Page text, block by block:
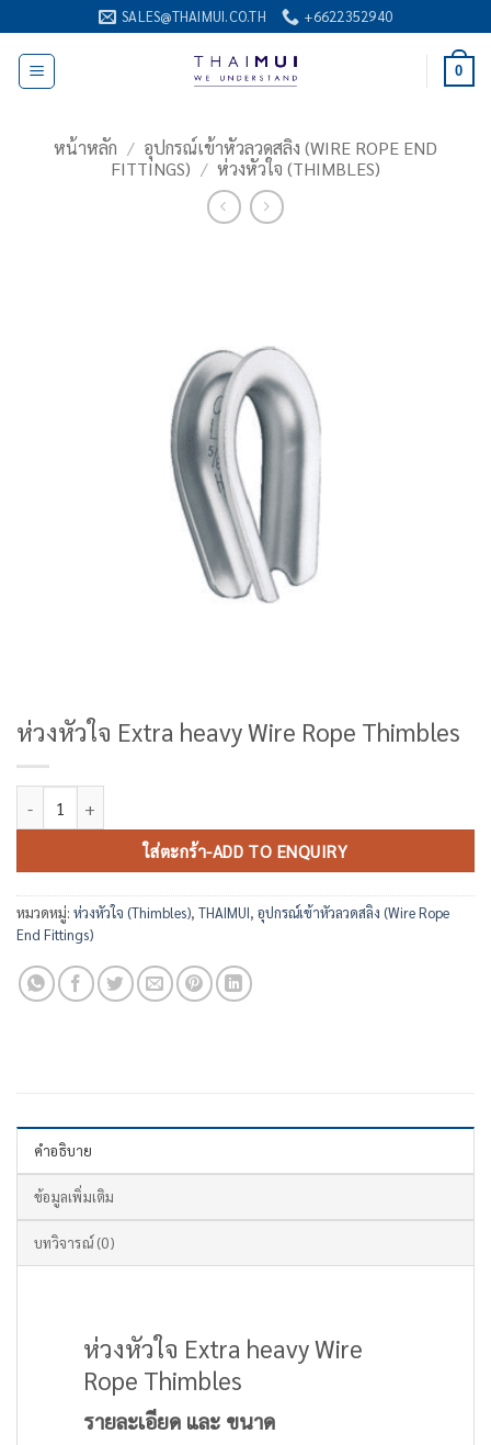
ไป
เนื้อหา
SALES@THAIMUI.CO.TH +6622352940
0
หน้าหลัก / อุปกรณ์เข้าหัวลวดสลิง (WIRE ROPE END
FITTINGS) / ห่วงหัวใจ (THIMBLES)
ห่วงหัวใจ Extra heavy Wire Rope Thimbles
ใส่ตะกร้า-ADD TO ENQUIRY
หมวดหมู่: ห่วงหัวใจ (Thimbles), THAIMUI, อุปกรณ์เข้าหัวลวดสลิง (Wire Rope
End Fittings)
คำอธิบาย
ข้อมูลเพิ่มเติม
บทวิจารณ์ (0)
ห่วงหัวใจ Extra heavy Wire
Rope Thimbles
รายละเอียด และ ขนาด